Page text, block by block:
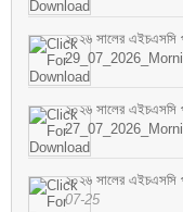
২০২৬ সালের এইচএসসি
২০২৬ সালের এইচএসসি
২০২৬ সালের এইচএসসি
07-25